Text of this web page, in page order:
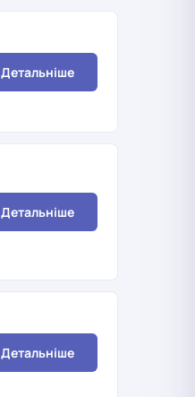
Детальніше
Детальніше
Детальніше